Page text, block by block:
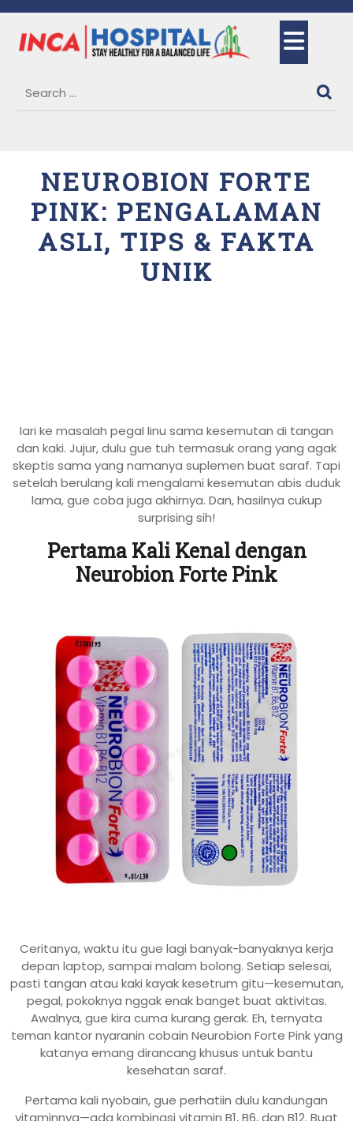
content
NEUROBION FORTE
PINK: PENGALAMAN
ASLI, TIPS & FAKTA
UNIK
lari ke masalah pegal linu sama kesemutan di tangan
dan kaki. Jujur, dulu gue tuh termasuk orang yang agak
skeptis sama yang namanya suplemen buat saraf. Tapi
setelah berulang kali mengalami kesemutan abis duduk
lama, gue coba juga akhirnya. Dan, hasilnya cukup
surprising sih!
Pertama Kali Kenal dengan
Neurobion Forte Pink
Ceritanya, waktu itu gue lagi banyak-banyaknya kerja
depan laptop, sampai malam bolong. Setiap selesai,
pasti tangan atau kaki kayak kesetrum gitu—kesemutan,
pegal, pokoknya nggak enak banget buat aktivitas.
Awalnya, gue kira cuma kurang gerak. Eh, ternyata
teman kantor nyaranin cobain Neurobion Forte Pink yang
katanya emang dirancang khusus untuk bantu
kesehatan saraf.
Pertama kali nyobain, gue perhatiin dulu kandungan
vitaminnya—ada kombinasi vitamin B1, B6, dan B12. Buat